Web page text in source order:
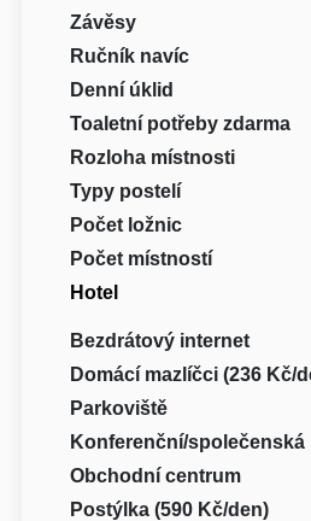
Závěsy
Ručník navíc
Denní úklid
Toaletní potřeby zdarma
Rozloha místnosti
Typy postelí
Počet ložnic
Počet místností
Hotel
Bezdrátový internet
Domácí mazlíčci (236 Kč/
Parkoviště
Konferenční/
Obchodní centrum
Postýlka (590 Kč/den)